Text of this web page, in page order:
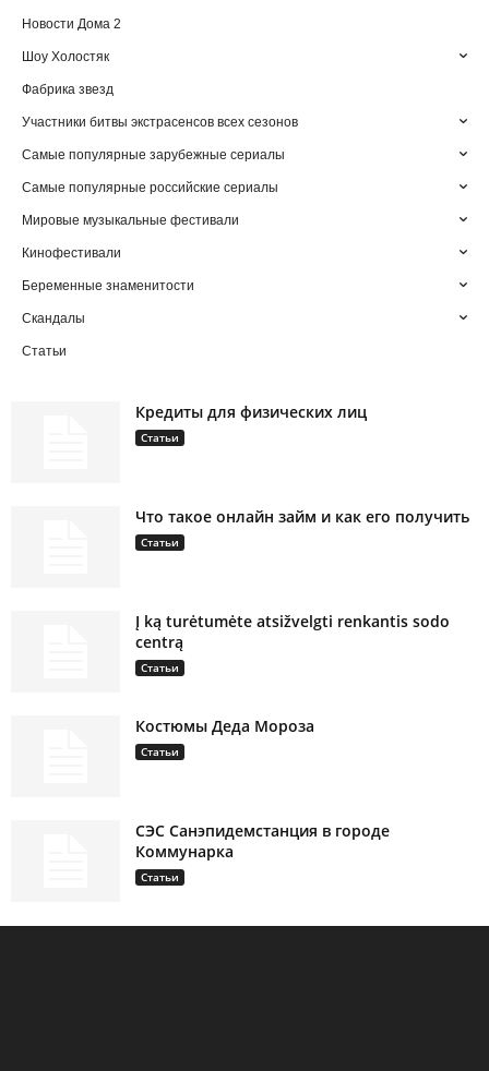
Новости Дома 2
Шоу Холостяк
Фабрика звезд
Участники битвы экстрасенсов всех сезонов
Самые популярные зарубежные сериалы
Самые популярные российские сериалы
Мировые музыкальные фестивали
Кинофестивали
Беременные знаменитости
Скандалы
Статьи
Кредиты для физических лиц
Статьи
Что такое онлайн займ и как его получить
Статьи
Į ką turėtumėte atsižvelgti renkantis sodo
centrą
Статьи
Костюмы Деда Мороза
Статьи
СЭС Санэпидемстанция в городе
Коммунарка
Статьи